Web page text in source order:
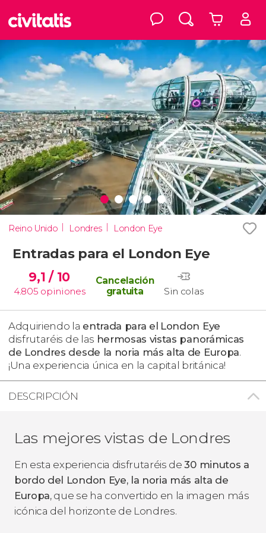
Reino Unido Londres London Eye
Entradas para el London Eye
9,1/ 10
4.805 opiniones Sin colas
Cancelación
gratuita
Adquiriendo la entrada para el London Eye
disfrutaréis de las hermosas vistas panorámicas
de Londres desde la noria más alta de Europa.
¡Una experiencia única en la capital británica!
DESCRIPCIÓN
Las mejores vistas de Londres
En esta experiencia disfrutaréis de30 minutos a
bordo del London Eye, la noria más alta de
Europa, que se ha convertido en la imagen más
icónica del horizonte de Londres.